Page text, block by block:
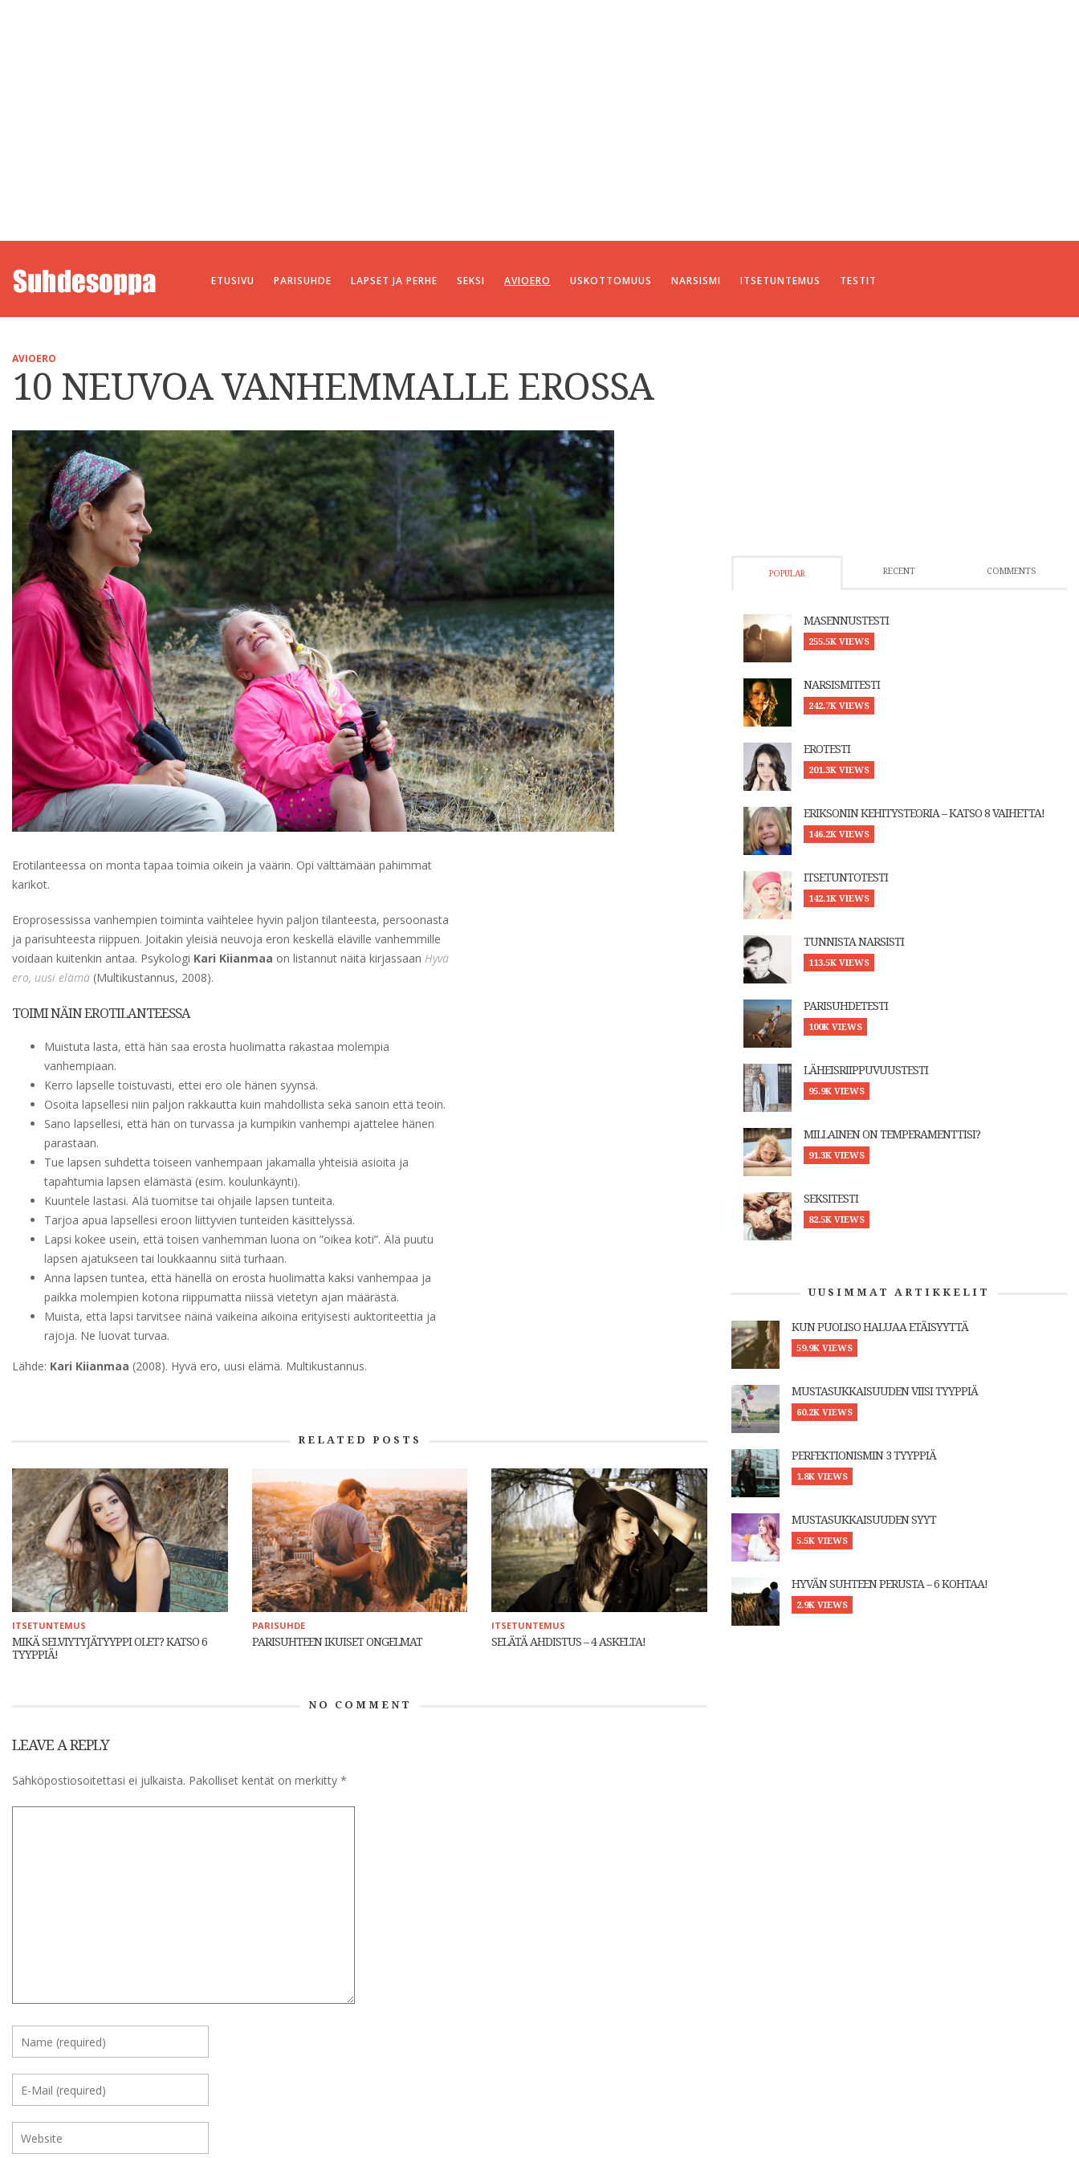
ETUSIVU PARISUHDE LAPSET JA PERHE SEKSI AVIOERO USKOTTOMUUS NARSISMI ITSETUNTEMUS TESTIT
AVIOERO
10 NEUVOA VANHEMMALLE EROSSA
Erotilanteessa on monta tapaa toimia oikein ja väärin. Opi välttämään pahimmat
karikot.
Eroprosessissa vanhempien toiminta vaihtelee hyvin paljon tilanteesta, persoonasta
ja parisuhteesta riippuen. Joitakin yleisiä neuvoja eron keskellä eläville vanhemmille
voidaan kuitenkin antaa. Psykologi Kari Kiianmaa on listannut näitä kirjassaan Hyvä
ero, uusi elämä (Multikustannus, 2008).
TOIMI NÄIN EROTILANTEESSA
Muistuta lasta, että hän saa erosta huolimatta rakastaa molempia
vanhempiaan.
Kerro lapselle toistuvasti, ettei ero ole hänen syynsä.
Osoita lapsellesi niin paljon rakkautta kuin mahdollista sekä sanoin että teoin.
Sano lapsellesi, että hän on turvassa ja kumpikin vanhempi ajattelee hänen
parastaan.
Tue lapsen suhdetta toiseen vanhempaan jakamalla yhteisiä asioita ja
tapahtumia lapsen elämästä (esim. koulunkäynti).
Kuuntele lastasi. Älä tuomitse tai ohjaile lapsen tunteita.
Tarjoa apua lapsellesi eroon liittyvien tunteiden käsittelyssä.
Lapsi kokee usein, että toisen vanhemman luona on ”oikea koti”. Älä puutu
lapsen ajatukseen tai loukkaannu siitä turhaan.
Anna lapsen tuntea, että hänellä on erosta huolimatta kaksi vanhempaa ja
paikka molempien kotona riippumatta niissä vietetyn ajan määrästä.
Muista, että lapsi tarvitsee näinä vaikeina aikoina erityisesti auktoriteettia ja
rajoja. Ne luovat turvaa.
Lähde: Kari Kiianmaa (2008). Hyvä ero, uusi elämä. Multikustannus.
RELATED POSTS
ITSETUNTEMUS
MIKÄ SELVIYTYJÄTYYPPI OLET? KATSO 6
TYYPPIÄ!
PARISUHDE
PARISUHTEEN IKUISET ONGELMAT
ITSETUNTEMUS
SELÄTÄ AHDISTUS – 4 ASKELTA!
NO COMMENT
LEAVE A REPLY
Sähköpostiosoitettasi ei julkaista. Pakolliset kentät on merkitty *
POPULAR RECENT COMMENTS
MASENNUSTESTI
255.5K VIEWS
NARSISMITESTI
242.7K VIEWS
EROTESTI
201.3K VIEWS
ERIKSONIN KEHITYSTEORIA – KATSO 8 VAIHETTA!
146.2K VIEWS
ITSETUNTOTESTI
142.1K VIEWS
TUNNISTA NARSISTI
113.5K VIEWS
PARISUHDETESTI
100K VIEWS
LÄHEISRIIPPUVUUSTESTI
95.9K VIEWS
MILLAINEN ON TEMPERAMENTTISI?
91.3K VIEWS
SEKSITESTI
82.5K VIEWS
UUSIMMAT ARTIKKELIT
KUN PUOLISO HALUAA ETÄISYYTTÄ
59.9K VIEWS
MUSTASUKKAISUUDEN VIISI TYYPPIÄ
60.2K VIEWS
PERFEKTIONISMIN 3 TYYPPIÄ
1.8K VIEWS
MUSTASUKKAISUUDEN SYYT
5.5K VIEWS
HYVÄN SUHTEEN PERUSTA – 6 KOHTAA!
2.9K VIEWS